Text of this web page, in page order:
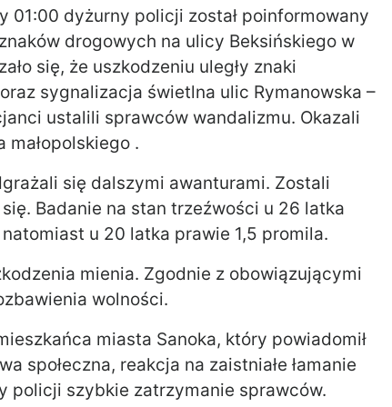
01:00 dyżurny policji został poinformowany
drogowych na ulicy Beksińskiego w
się, że uszkodzeniu uległy znaki
sygnalizacja świetlna ulic Rymanowska –
ustalili sprawców wandalizmu. Okazali
.
się dalszymi awanturami. Zostali
Badanie na stan trzeźwości u 26 latka
u 20 latka prawie 1,5 promila.
mienia. Zgodnie z obowiązującymi
wolności.
miasta Sanoka, który powiadomił
społeczna, reakcja na zaistniałe łamanie
policji szybkie zatrzymanie sprawców.